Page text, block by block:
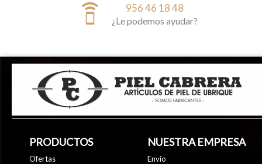
speaker_phone 956 46 18 48
¿Le podemos ayudar?
PRODUCTOS
Ofertas
NUESTRA EMPRESA
Envío